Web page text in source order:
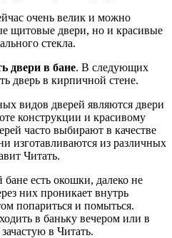
очень велик и можно
щитовые двери, но и красивые
стекла.
двери в бане. В следующих
дверь в кирпичной стене.
видов дверей являются двери
конструкции и красивому
часто выбирают в качестве
изготавливаются из различных
Читать.
есть окошки, далеко не
них проникает внутрь
попариться и помыться.
в баньку вечером или в
в Читать.